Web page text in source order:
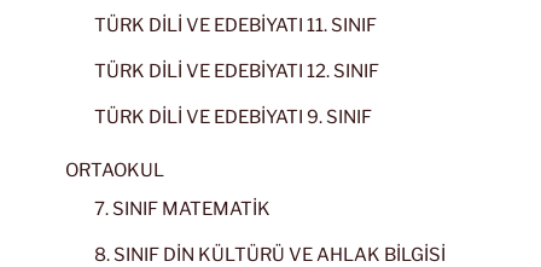
TÜRK DİLİ VE EDEBİYATI 11. SINIF
TÜRK DİLİ VE EDEBİYATI 12. SINIF
TÜRK DİLİ VE EDEBİYATI 9. SINIF
ORTAOKUL
7. SINIF MATEMATİK
8. SINIF DİN KÜLTÜRÜ VE AHLAK BİLGİSİ